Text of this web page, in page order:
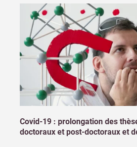
Covid-19 : prolongation des
doctoraux et post-doctoraux et